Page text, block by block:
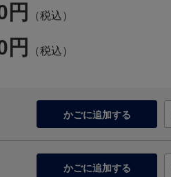
円 （税込）
円 （税込）
かごに追加する
かごに追加する